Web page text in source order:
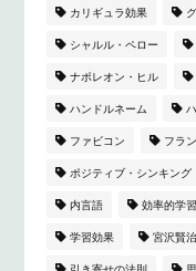
カリギュラ効果
シャルル・ペロー
ナポレオン・ヒル
ハンドルネーム
ファビコン フラ
ポジティブ・シンキング
内言語 効率的学習
学習効果 宮沢賢治